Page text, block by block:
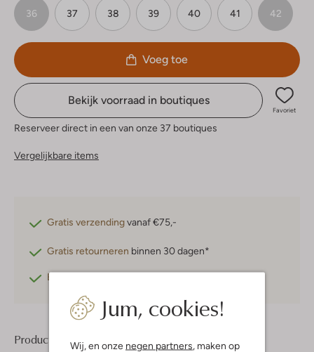
Jum, cookies!
Wij, en onze negen partners, maken op
36 37 38 39 40 41 42
Voeg toe
Bekijk voorraad in boutiques
Favoriet
Reserveer direct in een van onze 37 boutiques
Vergelijkbare items
Gratis verzendingvanaf €75,-
Gratis retourneren binnen 30 dagen*
Betaal achteraf
Product informatie